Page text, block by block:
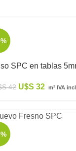
SPC en tablas
42 U$S 32 m² IVA